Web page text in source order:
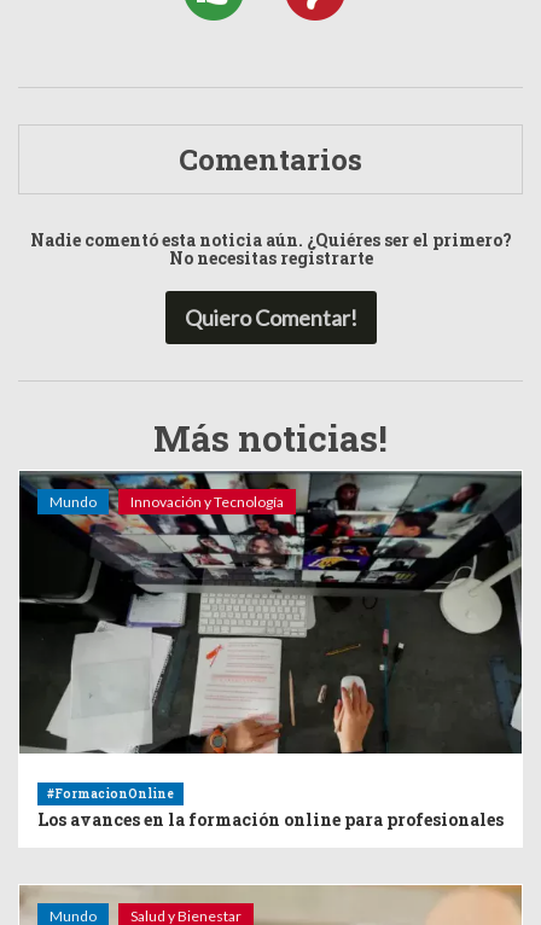
Comentarios
Nadie comentó esta noticia aún. ¿Quiéres ser el primero?
No necesitas registrarte
Quiero Comentar!
Más noticias!
Mundo Innovación y Tecnología
#FormacionOnline
Los avances en la formación online para profesionales
Mundo Salud y Bienestar